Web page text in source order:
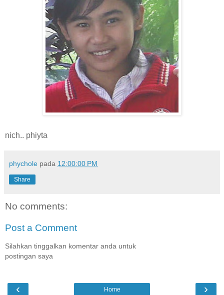
nich.. phiyta
phychole pada 12:00:00 PM
Share
No comments:
Post a Comment
Silahkan tinggalkan komentar anda untuk
postingan saya
‹ ›
Home